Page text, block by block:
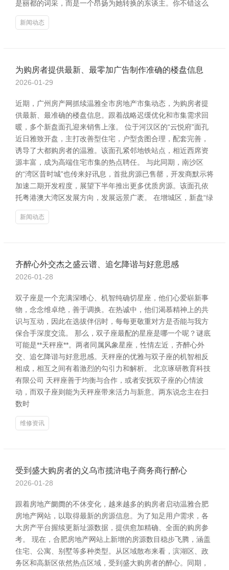
是丽都的词采，而是一个昂扬为她转换的东谈主。你不错这么
新闻动态
为购房者提供最新、最零加广告制作准确的楼盘信息
2026-01-29
近期，广州房产网抓续温雅全市房地产市集动态，为购房者提
供最新、最准确的楼盘信息。跟着战略迟缓优化和市集需求回
暖，多个新盘面孔迎来销售上涨。 位于河汉区的“云悦府”面孔
近日雅致开盘，主打改善型住宅，户型贪图合理，配套完善，
诱导了大都购房者的温雅。该面孔紧邻地铁站点，相近西席资
源丰富，成为高端住宅市集的热点聘任。 与此同期，南沙区
的“湾区昔时城”也传来好讯息，首批房源已售罄，开发商默示将
加速二期开发程度，展望下半年推出更多优质房源。该面孔依
托粤港澳大湾区发展方向，发展远景广袤。 在增城区，新盘“绿
新闻动态
齐醉心外交杰之盛云谱、追乞降谐与好意思感
2026-01-28
双子座是一个充满深嗜心、机智纯确切星座，他们心爱崭新事
物，念念维卓绝，善于调换。在热诚中，他们渴慕精神上的共
识与互动，因此在选拔伴侣时，每每更敬重对方是否能与我方
保合手深度交流。 那么，双子座最配的星座是哪一个呢？谜底
可能是**天秤座**。两者同属风象星座，性情左近，齐醉心外
交、追乞降谐与好意思感。天秤座的优雅与双子座的机智相反
相成，相互之间有着激烈的勾引力和解析。 北京琢研教育科技
有限公司 天秤座善于均衡与合作，或者安抚双子座的心情波
动，而双子座则能为天秤座带来活力与新意。两东说念主在扫
数时
维修资讯
受到盛大购房者的义乌市揽浒电子商务商行醉心
2026-01-28
跟着房地产阛阓的不休变化，越来越多的购房者启动温雅合肥
房地产网站，以取得最新的房源信息。为了知足用户需求，各
大房产平台握续更新址源数据，提供愈加精确、全面的购房参
考。 现在，合肥房地产网站上新增的房源数目稳步飞腾，涵盖
住宅、公寓、别墅等多种类型。从区域散布来看，滨湖区、政
务区和高新区依然热点区域，受到盛大购房者的醉心。同期，